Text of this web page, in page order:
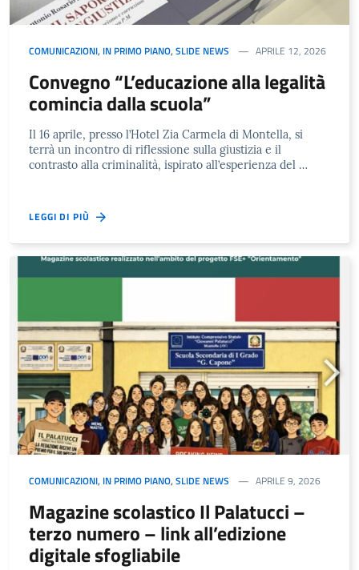
COMUNICAZIONI, IN PRIMO PIANO, SLIDE NEWS APRILE 12, 2026
Convegno “L’educazione alla legalità
comincia dalla scuola”
Il 16 aprile, presso l’Hotel Zia Carmela di Montella, si
terrà un incontro di riflessione sulla giustizia e il
contrasto alla criminalità, ispirato all’esperienza del …
LEGGI DI PIÙ
COMUNICAZIONI, IN PRIMO PIANO, SLIDE NEWS APRILE 9, 2026
Magazine scolastico Il Palatucci –
terzo numero – link all’edizione
digitale sfogliabile